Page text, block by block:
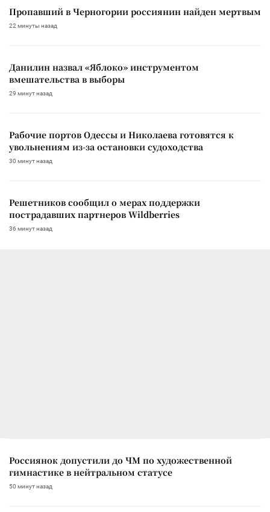
Пропавший в Черногории россиянин найден мертвым
22 минуты назад
Данилин назвал «Яблоко» инструментом
вмешательства в выборы
29 минут назад
Рабочие портов Одессы и Николаева готовятся к
увольнениям из-за остановки судоходства
30 минут назад
Решетников сообщил о мерах поддержки
пострадавших партнеров Wildberries
36 минут назад
Россиянок допустили до ЧМ по художественной
гимнастике в нейтральном статусе
50 минут назад